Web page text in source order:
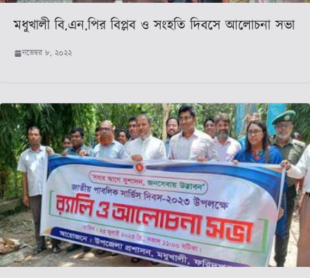
মধুখালী বি.এন.পির বিপ্লব ও সংহতি দিবসে আলোচনা সভা
নভেম্বর ৮, ২০২২